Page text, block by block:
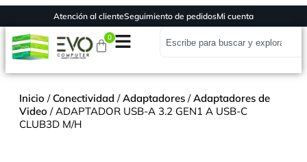
Atención al clienteSeguimiento de pedidosMi cuenta
0
Inicio /Conectividad /Adaptadores /Adaptadores de
Video / ADAPTADOR USB-A 3.2 GEN1 A USB-C
CLUB3D M/H